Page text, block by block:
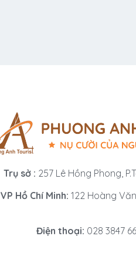
Trụ sở : 257 Lê Hồng Phong,
VP Hồ Chí Minh: 122 Hoàng
Điện thoại: 028 3847